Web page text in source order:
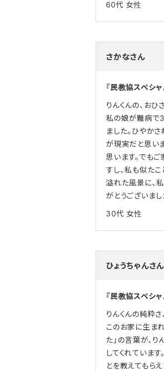
60代 女性
さかなさん
『民教協スペシ
りんくんの、お
私の娘が難病で
ました。ひやか
が現実だと思い
思います。でも
すし、私も似た
溢れた風景に、
がとうございまし
30代 女性
ひょうちゃんさん
『民教協スペシ
りんくんの純粋
このお家に生ま
た」の言葉が、
してくれていま
とを教えてもら